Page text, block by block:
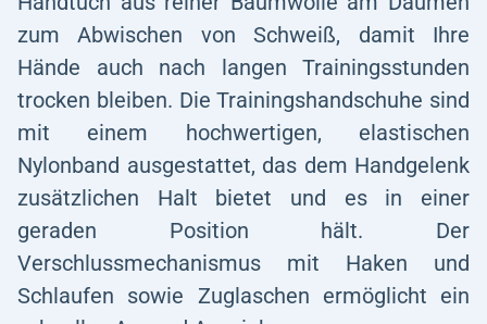
zum Abwischen von Schweiß, damit Ihre
Hände auch nach langen Trainingsstunden
trocken bleiben. Die Trainingshandschuhe sind
mit einem hochwertigen, elastischen
Nylonband ausgestattet, das dem Handgelenk
zusätzlichen Halt bietet und es in einer
geraden Position hält. Der
Verschlussmechanismus mit Haken und
Schlaufen sowie Zuglaschen ermöglicht ein